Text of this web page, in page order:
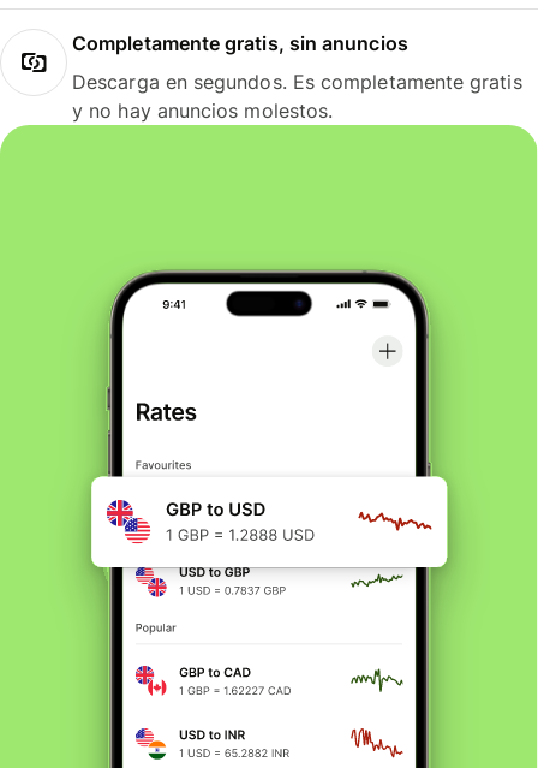
Completamente gratis, sin anuncios
Descarga en segundos. Es completamente gratis
y no hay anuncios molestos.